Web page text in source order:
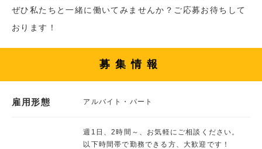
ぜひ私たちと一緒に働いてみませんか？ご応募お待ちして
おります！
募集情報
雇用形態 アルバイト・パート
週1日、2時間～、お気軽にご相談ください。
以下時間帯で勤務できる方、大歓迎です！